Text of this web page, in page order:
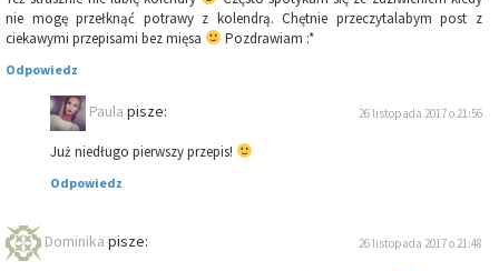
nie mogę przełknąć potrawy z kolendrą. Chętnie przeczytalabym post z
ciekawymi przepisami bez mięsa
Pozdrawiam :*
Odpowiedz
Paula pisze: 26 listopada 2017 o 21:56
Już niedługo pierwszy przepis!
Odpowiedz
Dominika pisze: 26 listopada 2017 o 21:48